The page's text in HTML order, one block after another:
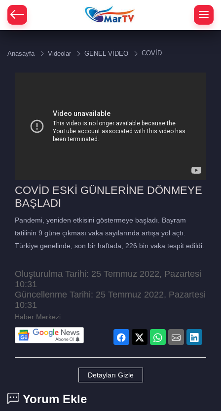
Anasayfa Videolar GENEL VİDEO
COVİD
COVİD ESKİ GÜNLERİNE DÖNMEYE
BAŞLADI
Pandemi, yeniden etkisini göstermeye başladı. Bayram
tatilinin 9 güne çıkması vaka sayılarında artışa yol açtı.
Türkiye genelinde, son bir haftada; 226 bin vaka tespit edildi.
Oluşturulma Tarihi: 25 Temmuz 2022, Pazartesi
10:31
Güncellenme Tarihi: 25 Temmuz 2022, Pazartesi
10:31
Haber Merkezi
Detayları Gizle
Yorum Ekle